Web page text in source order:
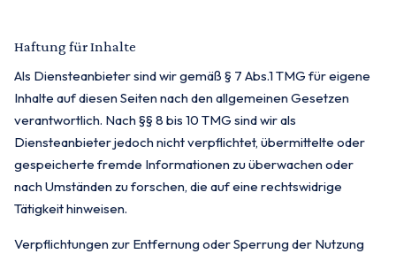
Haftung für Inhalte
Als Diensteanbieter sind wir gemäß § 7 Abs.1 TMG für eigene
Inhalte auf diesen Seiten nach den allgemeinen Gesetzen
verantwortlich. Nach §§ 8 bis 10 TMG sind wir als
Diensteanbieter jedoch nicht verpflichtet, übermittelte oder
gespeicherte fremde Informationen zu überwachen oder
nach Umständen zu forschen, die auf eine rechtswidrige
Tätigkeit hinweisen.
Verpflichtungen zur Entfernung oder Sperrung der Nutzung